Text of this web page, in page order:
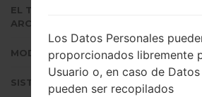
EL TAMAÑO DEL
ARCHIVO
MODELO
SISTEMA OPERATIVO
Los Datos Personales
proporcionados libremente
Usuario o, en caso de
pueden ser recopilados